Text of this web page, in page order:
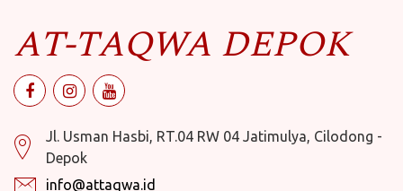
AT-TAQWA DEPOK
Jl. Usman Hasbi, RT.04 RW 04 Jatimulya, Cilodong -
Depok
info@attaqwa.id